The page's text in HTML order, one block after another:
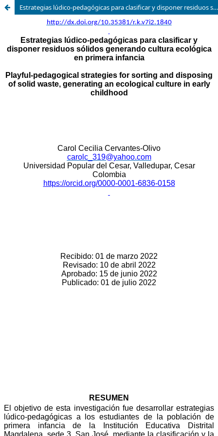
Estrategias lúdico-pedagógicas para clasificar y disponer residuos sólidos generando cultura ecológica en primera infancia